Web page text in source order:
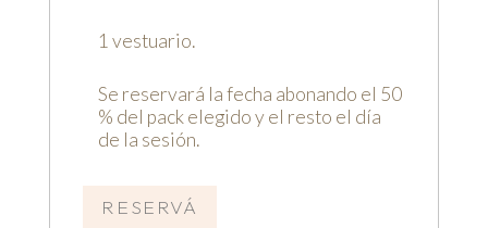
1 vestuario.
Se reservará la fecha abonando el 50
% del pack elegido y el resto el día
de la sesión.
RESERVÁ